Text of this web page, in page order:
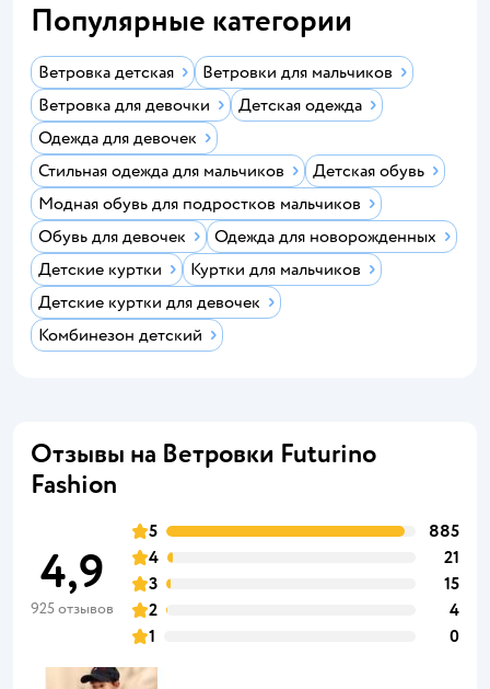
Популярные категории
Ветровка детская
Ветровки для мальчиков
Ветровка для девочки
Детская одежда
Одежда для девочек
Стильная одежда для мальчиков
Детская обувь
Модная обувь для подростков мальчиков
Обувь для девочек
Одежда для новорожденных
Детские куртки
Куртки для мальчиков
Детские куртки для девочек
Комбинезон детский
Отзывы на Ветровки Futurino
Fashion
4,9
925 отзывов
5
885
4
21
3
15
2
4
1
0